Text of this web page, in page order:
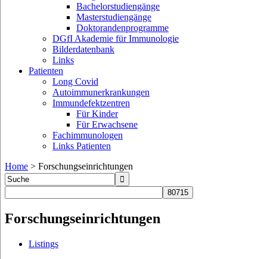
Bachelorstudiengänge
Masterstudiengänge
Doktorandenprogramme
DGfI Akademie für Immunologie
Bilderdatenbank
Links
Patienten
Long Covid
Autoimmunerkrankungen
Immundefektzentren
Für Kinder
Für Erwachsene
Fachimmunologen
Links Patienten
Home > Forschungseinrichtungen
Forschungseinrichtungen
Listings